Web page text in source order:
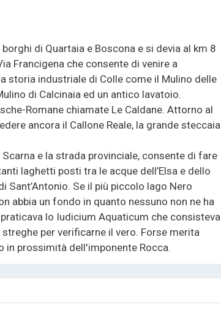
di Quartaia e Boscona e si devia al km 8
Francigena che consente di venire a
storia industriale di Colle come il Mulino delle
di Calcinaia ed un antico lavatoio.
Romane chiamate Le Caldane. Attorno al
ancora il Callone Reale, la grande steccaia
e la strada provinciale, consente di fare
laghetti posti tra le acque dell’Elsa e dello
Sant’Antonio. Se il più piccolo lago Nero
abbia un fondo in quanto nessuno non ne ha
lo Iudicium Aquaticum che consisteva
per verificarne il vero. Forse merita
in prossimità dell'imponente Rocca.